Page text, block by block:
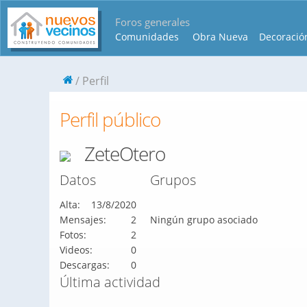
Foros generales
Comunidades Obra Nueva
Perfil
Perfil público
ZeteOtero
Datos
Alta:
13/8/2020
Mensajes:
2
Fotos:
2
Videos:
0
Descargas:
0
Grupos
Ningún grupo asociado
Última actividad